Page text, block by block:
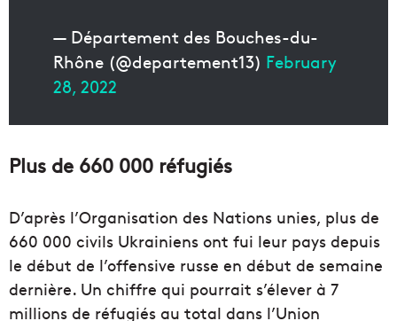
— Département des Bouches-du-
Rhône (@departement13) February
28, 2022
Plus de 660 000 réfugiés
D’après l’Organisation des Nations unies, plus de
660 000 civils Ukrainiens ont fui leur pays depuis
le début de l’offensive russe en début de semaine
dernière. Un chiffre qui pourrait s’élever à 7
millions de réfugiés au total dans l’Union